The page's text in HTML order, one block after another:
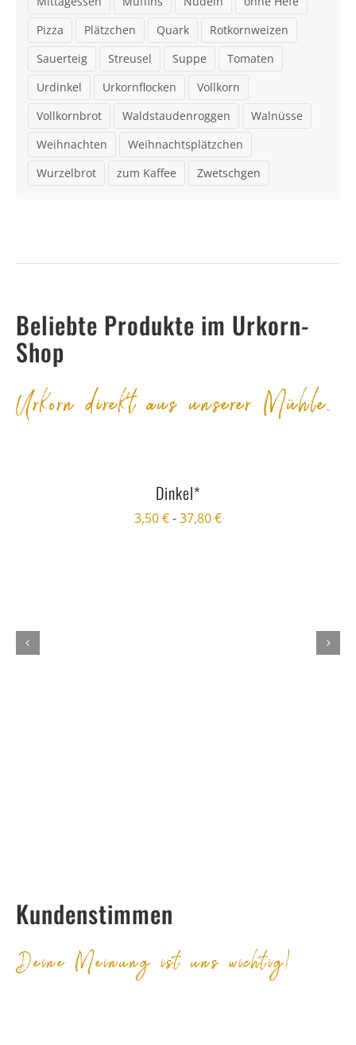
Pizza
Plätzchen Quark
Rotkornweizen
Sauerteig
Streusel Suppe
Tomaten
Urdinkel
Urkornflocken
Vollkorn
Vollkornbrot
Waldstaudenroggen
Walnüsse
Weihnachten
Weihnachtsplätzchen
Wurzelbrot
zum Kaffee Zwetschgen
Beliebte Produkte im Urkorn-
Shop
Urkorn direkt aus unserer Mühle.
Dinkel*
3,50€-37,80€
Kundenstimmen
Deine Meinung ist uns wichtig!